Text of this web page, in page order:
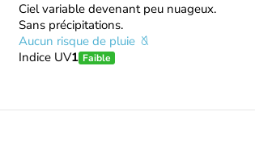
Ciel variable devenant peu nuageux.
Sans précipitations.
Aucun risque de pluie
Indice UV1 Faible